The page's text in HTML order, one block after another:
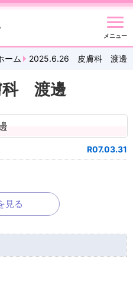
メニュー
ーム 2025.6.26 皮膚科 渡邊
渡邊
R07.03.31
見る